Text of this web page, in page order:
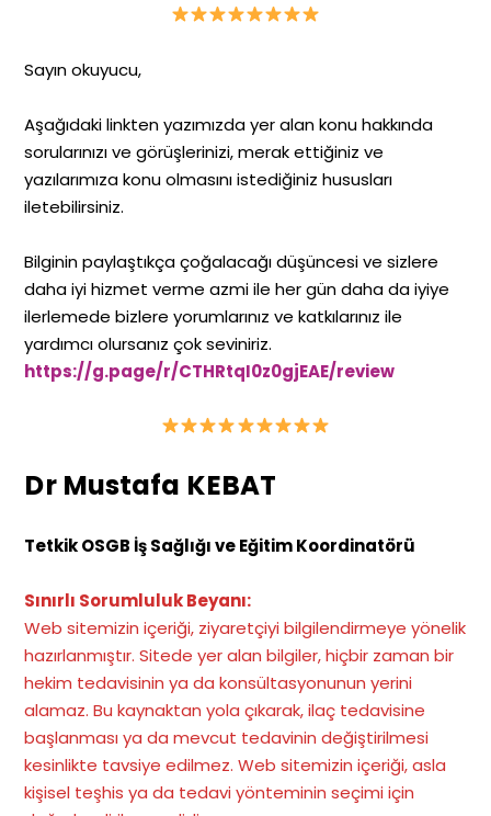
Sayın okuyucu,
Aşağıdaki linkten yazımızda yer alan konu hakkında
sorularınızı ve görüşlerinizi, merak ettiğiniz ve
yazılarımıza konu olmasını istediğiniz hususları
iletebilirsiniz.
Bilginin paylaştıkça çoğalacağı düşüncesi ve sizlere
daha iyi hizmet verme azmi ile her gün daha da iyiye
ilerlemede bizlere yorumlarınız ve katkılarınız ile
yardımcı olursanız çok seviniriz.
https://g.page/r/CTHRtqI0z0gjEAE/review
Dr Mustafa KEBAT
Tetkik OSGB İş Sağlığı ve Eğitim Koordinatörü
Sınırlı Sorumluluk Beyanı:
Web sitemizin içeriği, ziyaretçiyi bilgilendirmeye yönelik
hazırlanmıştır. Sitede yer alan bilgiler, hiçbir zaman bir
hekim tedavisinin ya da konsültasyonunun yerini
alamaz. Bu kaynaktan yola çıkarak, ilaç tedavisine
başlanması ya da mevcut tedavinin değiştirilmesi
kesinlikte tavsiye edilmez. Web sitemizin içeriği, asla
kişisel teşhis ya da tedavi yönteminin seçimi için